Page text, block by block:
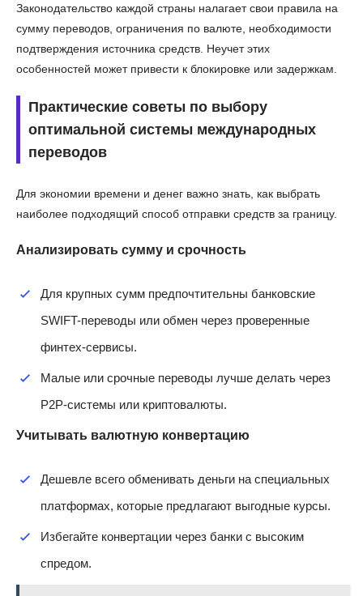
Законодательство каждой страны налагает свои правила на
сумму переводов, ограничения по валюте, необходимости
подтверждения источника средств. Неучет этих
особенностей может привести к блокировке или задержкам.
Практические советы по выбору
оптимальной системы международных
переводов
Для экономии времени и денег важно знать, как выбрать
наиболее подходящий способ отправки средств за границу.
Анализировать сумму и срочность
Для крупных сумм предпочтительны банковские
SWIFT-переводы или обмен через проверенные
финтех-сервисы.
Малые или срочные переводы лучше делать через
P2P-системы или криптовалюты.
Учитывать валютную конвертацию
Дешевле всего обменивать деньги на специальных
платформах, которые предлагают выгодные курсы.
Избегайте конвертации через банки с высоким
спредом.